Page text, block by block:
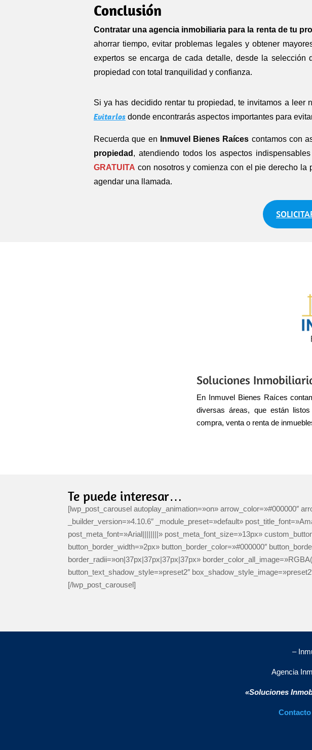
Conclusión
Contratar una agencia inmobiliaria para la renta de tu
ahorrar tiempo, evitar problemas legales y obtener
expertos se encarga de cada detalle, desde la
propiedad con total tranquilidad y confianza.
Si ya has decidido rentar tu propiedad, te invitamos a leer
Evitarlos donde encontrarás aspectos importantes para
Recuerda que en Inmuvel Bienes Raíces contamos con
propiedad , atendiendo todos los aspectos
GRATUITA con nosotros y comienza con el pie derecho
agendar una llamada.
Soluciones
En Inmuvel Bienes Raíces
diversas áreas, que están
compra, venta o renta de
Te puede interesar…
[lwp_post_carousel autoplay_animation=»on» arrow_color=»#000000″
_builder_version=»4.10.6″ _module_preset=»default»
post_meta_font=»Arial||||||||» post_meta_font_size=»13px»
button_border_width=»2px» button_border_color=»#000000″
border_radii=»on|37px|37px|37px|37px»
button_text_shadow_style=»preset2″
[/lwp_post_carousel]
–
Agencia
«Soluciones
Contacto